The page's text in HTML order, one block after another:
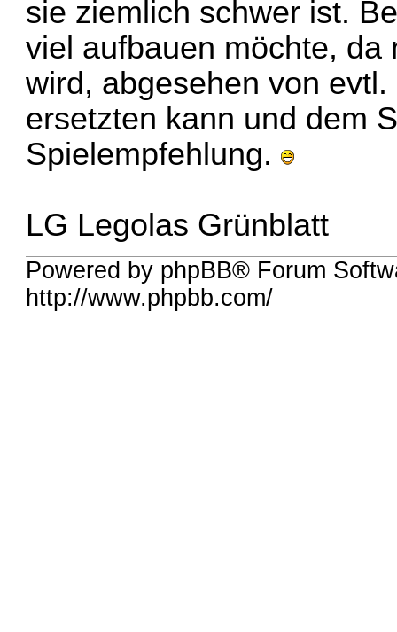
sie ziemlich schwer ist.
viel aufbauen möchte,
wird, abgesehen von
ersetzten kann und dem
Spielempfehlung.
LG Legolas Grünblatt
Powered by phpBB® Forum
http://www.phpbb.com/